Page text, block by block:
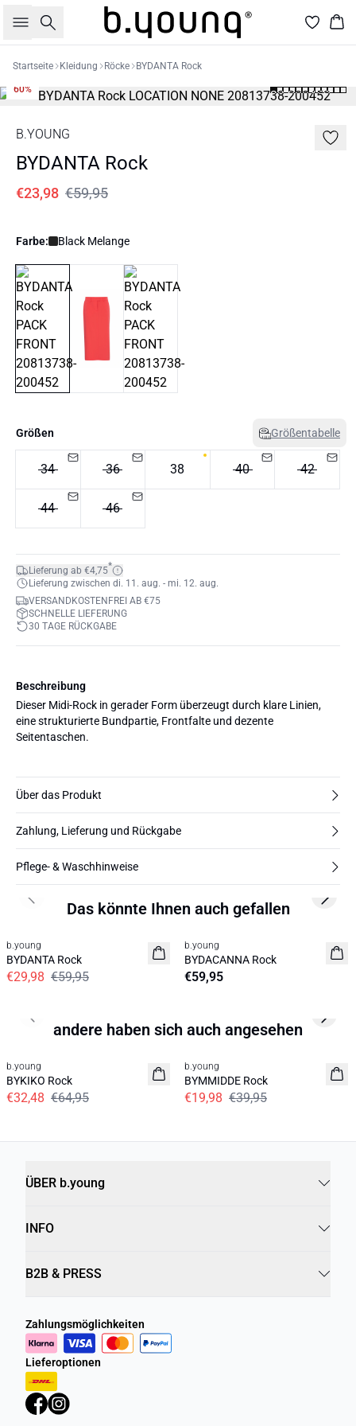
Suche
Startseite Kleidung Röcke BYDANTA Rock
60%
B.YOUNG
BYDANTA Rock
€23,98 €59,95
Farbe: Black Melange
Größen Größentabelle
34 36 38 40 42
44 46
Lieferung ab €4,75*
Lieferung zwischen di. 11. aug. - mi. 12. aug.
VERSANDKOSTENFREI AB €75
SCHNELLE LIEFERUNG
30 TAGE RÜCKGABE
Beschreibung
Dieser Midi-Rock in gerader Form überzeugt durch klare Linien,
eine strukturierte Bundpartie, Frontfalte und dezente
Seitentaschen.
Über das Produkt
Zahlung, Lieferung und Rückgabe
Pflege- & Waschhinweise
Das könnte Ihnen auch gefallen
b.young
BYDANTA Rock
€29,98 €59,95
Neuheit
b.young
BYDACANNA Rock
€59,95
Previous slide Next
andere haben sich auch angesehen
b.young
BYKIKO Rock
€32,48 €64,95
50%
b.young
BYMMIDDE Rock
€19,98 €39,95
Previous slide Next
ÜBER b.young
INFO
B2B & PRESS
Zahlungsmöglichkeiten
Lieferoptionen